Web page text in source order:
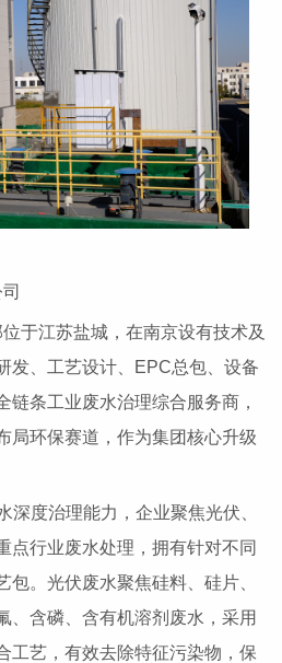
江苏盐城，在南京设有技术及
发、工艺设计、EPC总包、设备
链条工业废水治理综合服务商，
局环保赛道，作为集团核心升级
度治理能力，企业聚焦光伏、
点行业废水处理，拥有针对不同
。光伏废水聚焦硅料、硅片、
、含磷、含有机溶剂废水，采用
工艺，有效去除特征污染物，保